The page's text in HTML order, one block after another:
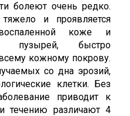
болеют очень редко.
тяжело и проявляется
коже и
пузырей, быстро
кожному покрову.
со дна эрозий,
клетки. Без
приводит к
течению различают 4